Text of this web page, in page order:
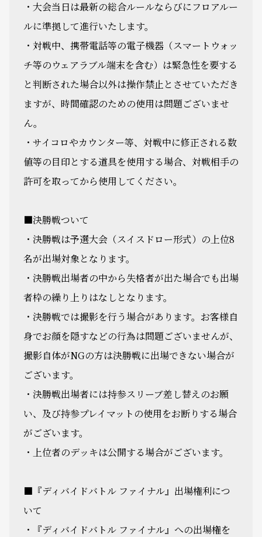
・大会当日は最新の総合ルールならびにフロアルー
ルに準拠して進行いたします。
・対戦中、携帯電話等の電子機器（スマートウォッ
チ等のウェアラブル端末を含む）は緊急性を要する
と判断された場合以外は操作禁止とさせていただき
ますが、時間確認のための使用は問題ございませ
ん。
・サイコロやカウンター等、対戦中に修正される数
値等の目印とする道具を使用する場合、対戦相手の
許可を取ってから使用してください。
■決勝戦ついて
・決勝戦は予選大会（スイスドロー形式）の上位8
名が出場対象となります。
・決勝戦出場者の中から失格者が出た場合でも出場
者枠の繰り上りはなしとなります。
・決勝戦では撮影を行う場合があります。お客様自
身でお顔を隠すなどの行為は問題ございませんが、
撮影自体がNGの方は決勝戦に出場できない場合が
ございます。
・決勝戦出場者には持参スリーブ差し替えのお願
い、及び持参プレイマットの使用をお断りする場合
がございます。
・上位者のデッキは公開する場合がございます。
■『ディバイドバトル ファイナル』出場権利につ
いて
・『ディバイドバトル ファイナル』への出場権を